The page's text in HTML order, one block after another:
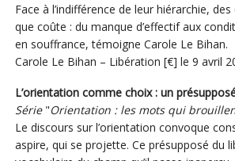
Face à l’indifférence de leur hiérarchie,
que coûte : du manque d’effectif aux
en souffrance, témoigne Carole Le Bihan.
Carole Le Bihan – Libération [€] le 9 avril
L’orientation comme choix : un
Série "Orientation : les mots qui
Le discours sur l’orientation convoque
aspire, qui se projette. Ce présupposé du